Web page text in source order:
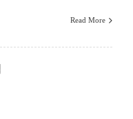
Read More